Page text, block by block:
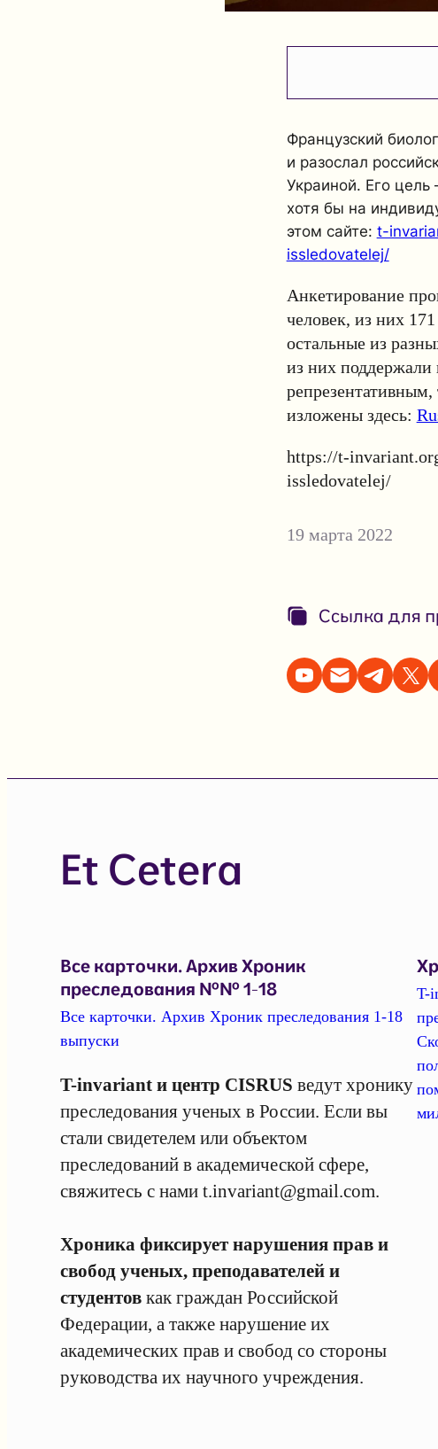
Французский биолог
и разослал
Украиной. Его цель
хотя бы на
этом сайте: t-
issledovatelej/
Анкетирование
человек, из них
остальные из
из них поддержали
изложены здесь:
https://t-
issledovatelej/
19 марта 2022
Ссылка для
Et Cetera
Все карточки. Архив Хроник
преследования №№ 1-18
Все карточки. Архив Хроник преследования 1-18
выпуски
T-invariant и центр CISRUS ведут хронику
преследования ученых в России. Если вы
стали свидетелем или объектом
преследований в академической сфере,
свяжитесь с намиt.invariant@gmail.com.
Хроника фиксирует нарушения прав и
свобод ученых, преподавателей и
студентов как граждан Российской
Федерации, а также нарушение их
академических прав и свобод со стороны
руководства их научного учреждения.
T-